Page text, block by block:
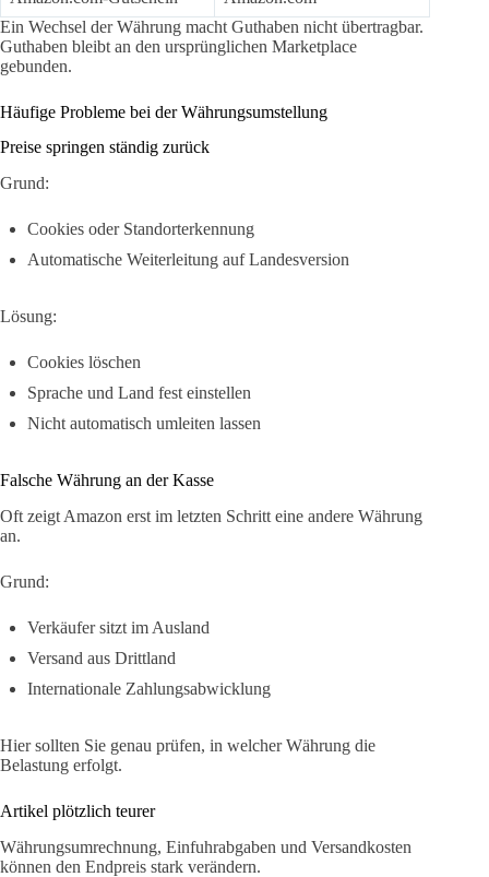
Ein Wechsel der Währung macht Guthaben nicht übertragbar.
Guthaben bleibt an den ursprünglichen Marketplace
gebunden.
Häufige Probleme bei der Währungsumstellung
Preise springen ständig zurück
Grund:
Cookies oder Standorterkennung
Automatische Weiterleitung auf Landesversion
Lösung:
Cookies löschen
Sprache und Land fest einstellen
Nicht automatisch umleiten lassen
Falsche Währung an der Kasse
Oft zeigt Amazon erst im letzten Schritt eine andere Währung
an.
Grund:
Verkäufer sitzt im Ausland
Versand aus Drittland
Internationale Zahlungsabwicklung
Hier sollten Sie genau prüfen, in welcher Währung die
Belastung erfolgt.
Artikel plötzlich teurer
Währungsumrechnung, Einfuhrabgaben und Versandkosten
können den Endpreis stark verändern.